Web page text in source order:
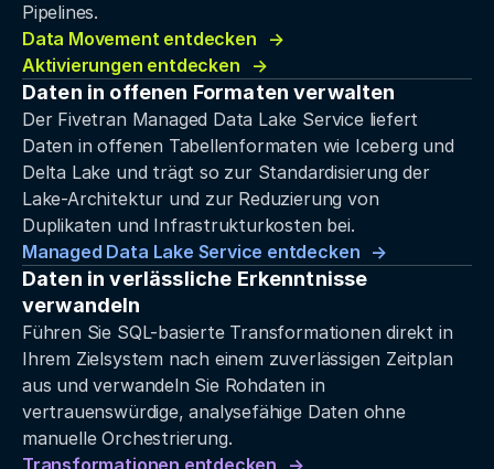
Pipelines.
Data Movement entdecken
Aktivierungen entdecken
Daten in offenen Formaten verwalten
Der Fivetran Managed Data Lake Service liefert
Daten in offenen Tabellenformaten wie Iceberg und
Delta Lake und trägt so zur Standardisierung der
Lake-Architektur und zur Reduzierung von
Duplikaten und Infrastrukturkosten bei.
Managed Data Lake Service entdecken
Daten in verlässliche Erkenntnisse
verwandeln
Führen Sie SQL-basierte Transformationen direkt in
Ihrem Zielsystem nach einem zuverlässigen Zeitplan
aus und verwandeln Sie Rohdaten in
vertrauenswürdige, analysefähige Daten ohne
manuelle Orchestrierung.